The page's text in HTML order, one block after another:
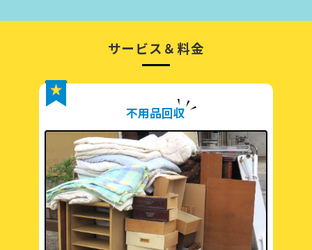
サービス＆料金
不用品回収